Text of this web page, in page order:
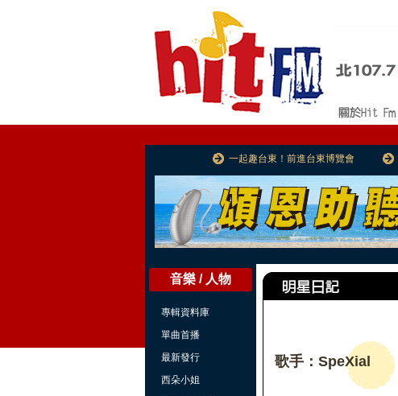
一起趣台東！前進台東博覽會
音樂 / 人物
專輯資料庫
單曲首播
最新發行
西朵小姐
歌手：SpeXial